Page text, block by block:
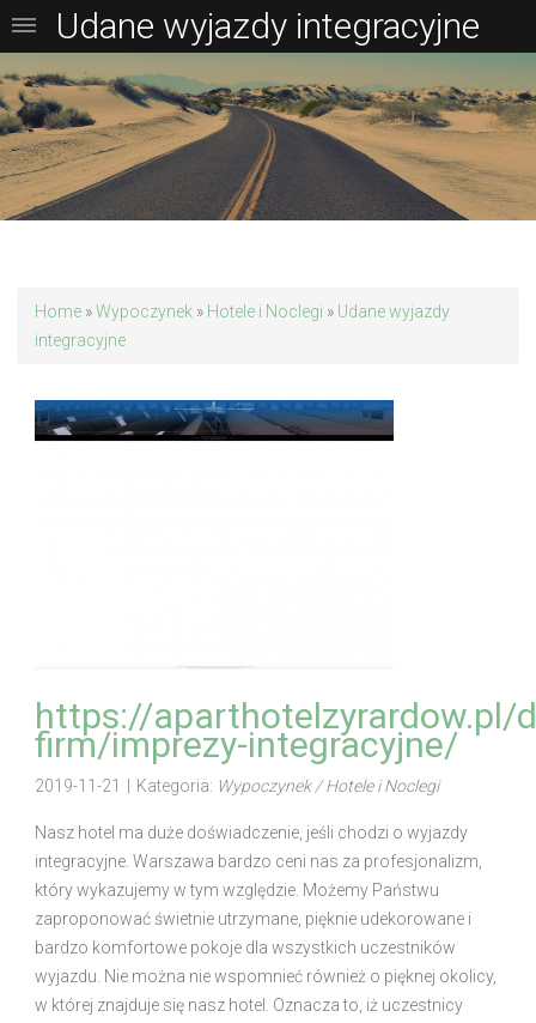
Home »Wypoczynek » Hotele i Noclegi » Udane wyjazdy
integracyjne
https://aparthotelzyrardow.pl/
firm/imprezy-integracyjne/
2019-11-21 Kategoria: Wypoczynek / Hotele i Noclegi
Nasz hotel ma duże doświadczenie, jeśli chodzi o wyjazdy
integracyjne. Warszawa bardzo ceni nas za profesjonalizm,
który wykazujemy w tym względzie. Możemy Państwu
zaproponować świetnie utrzymane, pięknie udekorowane i
bardzo komfortowe pokoje dla wszystkich uczestników
wyjazdu. Nie można nie wspomnieć również o pięknej okolicy,
w której znajduje się nasz hotel. Oznacza to, iż uczestnicy
Udane wyjazdy integracyjne